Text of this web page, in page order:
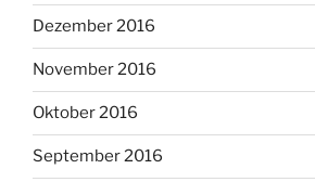
Dezember 2016
November 2016
Oktober 2016
September 2016